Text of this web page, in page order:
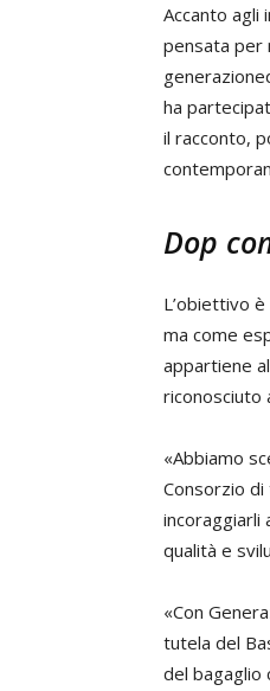
Accanto agli
pensata per
ha
il racconto,
Dop
L’obiettivo
ma come
appartiene
riconosciuto
«Abbiamo
Consorzio di
incoraggiarli
qualità e
«Con
tutela del
del bagaglio